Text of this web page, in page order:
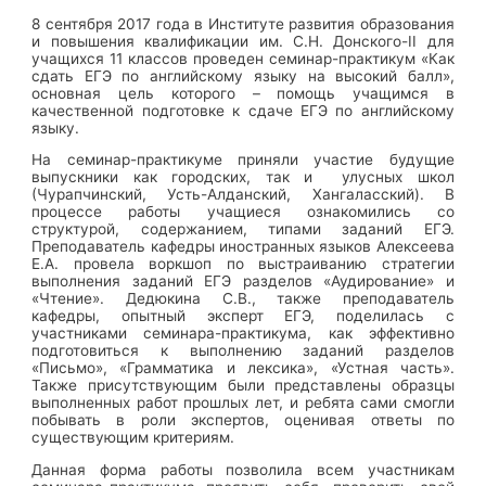
8 сентября 2017 года в Институте развития образования
и повышения квалификации им. С.Н. Донского-II для
учащихся 11 классов проведен семинар-практикум «Как
сдать ЕГЭ по английскому языку на высокий балл»,
основная цель которого – помощь учащимся в
качественной подготовке к сдаче ЕГЭ по английскому
языку.
На семинар-практикуме приняли участие будущие
выпускники как городских, так и улусных школ
(Чурапчинский, Усть-Алданский, Хангаласский). В
процессе работы учащиеся ознакомились со
структурой, содержанием, типами заданий ЕГЭ.
Преподаватель кафедры иностранных языков Алексеева
Е.А. провела воркшоп по выстраиванию стратегии
выполнения заданий ЕГЭ разделов «Аудирование» и
«Чтение». Дедюкина С.В., также преподаватель
кафедры, опытный эксперт ЕГЭ, поделилась с
участниками семинара-практикума, как эффективно
подготовиться к выполнению заданий разделов
«Письмо», «Грамматика и лексика», «Устная часть».
Также присутствующим были представлены образцы
выполненных работ прошлых лет, и ребята сами смогли
побывать в роли экспертов, оценивая ответы по
существующим критериям.
Данная форма работы позволила всем участникам